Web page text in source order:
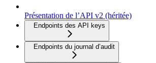
Présentation de l’API v2 (héritée)
Endpoints des API keys
Endpoints du journal d’audit